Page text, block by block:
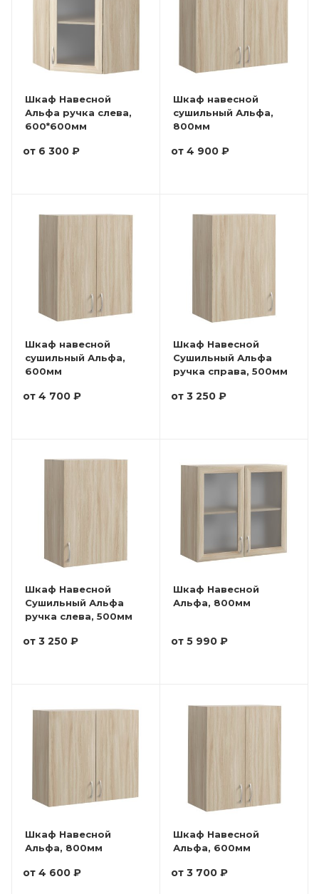
Шкаф Навесной
Альфа ручка слева,
600*600мм
от 6 300 ₽
Шкаф навесной
сушильный Альфа,
800мм
от 4 900 ₽
Шкаф навесной
сушильный Альфа,
600мм
от 4 700 ₽
Шкаф Навесной
Сушильный Альфа
ручка справа, 500мм
от 3 250 ₽
Шкаф Навесной
Сушильный Альфа
ручка слева, 500мм
от 3 250 ₽
Шкаф Навесной
Альфа, 800мм
от 5 990 ₽
Шкаф Навесной
Альфа, 800мм
от 4 600 ₽
Шкаф Навесной
Альфа, 600мм
от 3 700 ₽